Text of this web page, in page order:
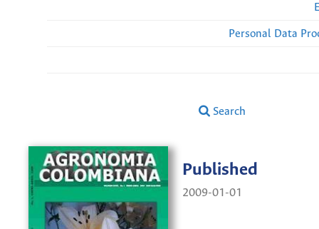
Personal Data
Search
Published
2009-01-01